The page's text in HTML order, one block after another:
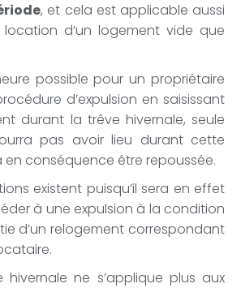
, et cela est applicable aussi
d’un logement vide que
possible pour un propriétaire
d’expulsion en saisissant
durant la trêve hivernale, seule
pas avoir lieu durant cette
conséquence être repoussée.
existent puisqu’il sera en effet
à une expulsion à la condition
d’un relogement correspondant
hivernale ne s’applique plus aux